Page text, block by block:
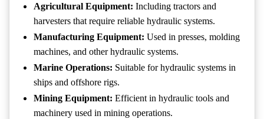
Agricultural Equipment: Including tractors and
harvesters that require reliable hydraulic systems.
Manufacturing Equipment: Used in presses, molding
machines, and other hydraulic systems.
Marine Operations: Suitable for hydraulic systems in
ships and offshore rigs.
Mining Equipment: Efficient in hydraulic tools and
machinery used in mining operations.